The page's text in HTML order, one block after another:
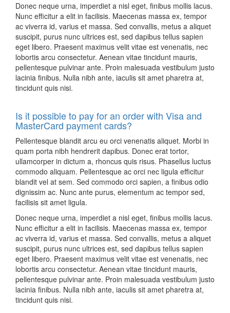
Donec neque urna, imperdiet a nisl eget, finibus mollis lacus.
Nunc efficitur a elit in facilisis. Maecenas massa ex, tempor
ac viverra id, varius et massa. Sed convallis, metus a aliquet
suscipit, purus nunc ultrices est, sed dapibus tellus sapien
eget libero. Praesent maximus velit vitae est venenatis, nec
lobortis arcu consectetur. Aenean vitae tincidunt mauris,
pellentesque pulvinar ante. Proin malesuada vestibulum justo
lacinia finibus. Nulla nibh ante, iaculis sit amet pharetra at,
tincidunt quis nisi.
Is it possible to pay for an order with Visa and
MasterCard payment cards?
Pellentesque blandit arcu eu orci venenatis aliquet. Morbi in
quam porta nibh hendrerit dapibus. Donec erat tortor,
ullamcorper in dictum a, rhoncus quis risus. Phasellus luctus
commodo aliquam. Pellentesque ac orci nec ligula efficitur
blandit vel at sem. Sed commodo orci sapien, a finibus odio
dignissim ac. Nunc ante purus, elementum ac tempor sed,
facilisis sit amet ligula.
Donec neque urna, imperdiet a nisl eget, finibus mollis lacus.
Nunc efficitur a elit in facilisis. Maecenas massa ex, tempor
ac viverra id, varius et massa. Sed convallis, metus a aliquet
suscipit, purus nunc ultrices est, sed dapibus tellus sapien
eget libero. Praesent maximus velit vitae est venenatis, nec
lobortis arcu consectetur. Aenean vitae tincidunt mauris,
pellentesque pulvinar ante. Proin malesuada vestibulum justo
lacinia finibus. Nulla nibh ante, iaculis sit amet pharetra at,
tincidunt quis nisi.